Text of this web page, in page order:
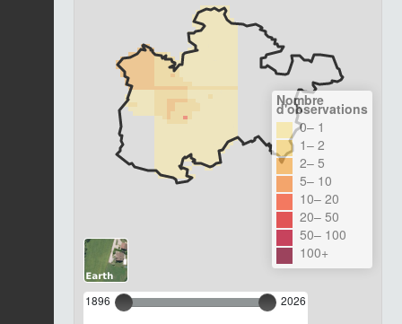
1896 2026
Nombre
d'observations
0– 1
1– 2
2– 5
5– 10
10– 20
20– 50
50– 100
100+